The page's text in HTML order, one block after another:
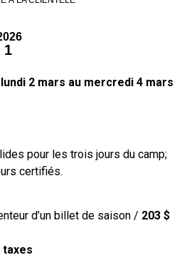
1
2 mars au mercredi 4 mars
pour les trois jours du camp;
certifiés.
d’un billet de saison / 203 $
taxes